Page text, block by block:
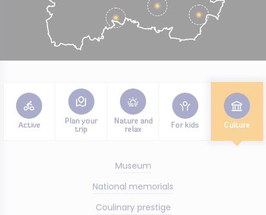
Active
Plan your
trip
Nature and
relax
For kids Culture
Museum
National memorials
Coulinary prestige